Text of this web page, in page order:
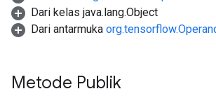
Dari kelas java.lang.Object
Dari antarmuka
Metode Publik